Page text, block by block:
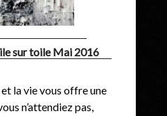
la vie vous offre une
n’attendiez pas,